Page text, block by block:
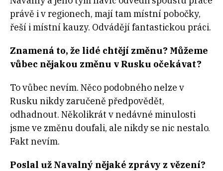
právě i v regionech, mají tam místní pobočky,
řeší i místní kauzy. Odvádějí fantastickou práci.
Znamená to, že lidé chtějí změnu? Můžeme
vůbec nějakou změnu v Rusku očekávat?
To vůbec nevím. Něco podobného nelze v
Rusku nikdy zaručeně předpovědět,
odhadnout. Několikrát v nedávné minulosti
jsme ve změnu doufali, ale nikdy se nic nestalo.
Fakt nevím.
Poslal už Navalný nějaké zprávy z vězení?